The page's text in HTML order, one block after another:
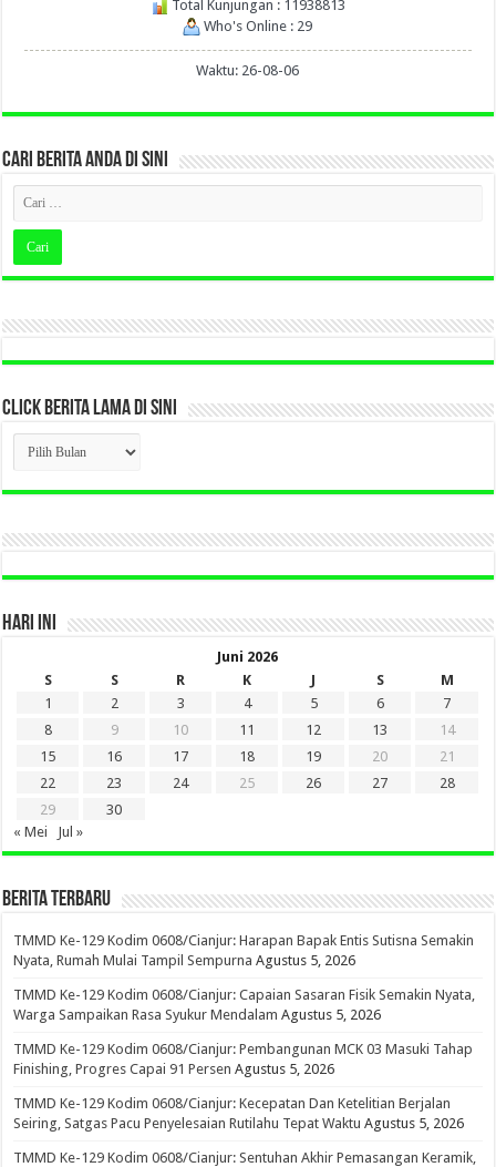
Total Kunjungan : 11938813
Who's Online : 29
Waktu: 26-08-06
CARI BERITA ANDA DI SINI
CLICK BERITA LAMA DI SINI
CLICK
BERITA
LAMA
DI
HARI INI
Juni 2026
S
S R K J S
M
1
2 3 4 5 6
7
8
9 10 11 12 13
14
15
16 17 18 19 20
21
22
23 24 25 26 27
28
29
30
« Mei
Jul »
BERITA TERBARU
TMMD Ke-129 Kodim 0608/Cianjur: Harapan Bapak Entis Sutisna Semakin
Nyata, Rumah Mulai Tampil Sempurna Agustus 5, 2026
TMMD Ke-129 Kodim 0608/Cianjur: Capaian Sasaran Fisik Semakin Nyata,
Warga Sampaikan Rasa Syukur Mendalam Agustus 5, 2026
TMMD Ke-129 Kodim 0608/Cianjur: Pembangunan MCK 03 Masuki Tahap
Finishing, Progres Capai 91 Persen Agustus 5, 2026
TMMD Ke-129 Kodim 0608/Cianjur: Kecepatan Dan Ketelitian Berjalan
Seiring, Satgas Pacu Penyelesaian Rutilahu Tepat Waktu Agustus 5, 2026
TMMD Ke-129 Kodim 0608/Cianjur: Sentuhan Akhir Pemasangan Keramik,